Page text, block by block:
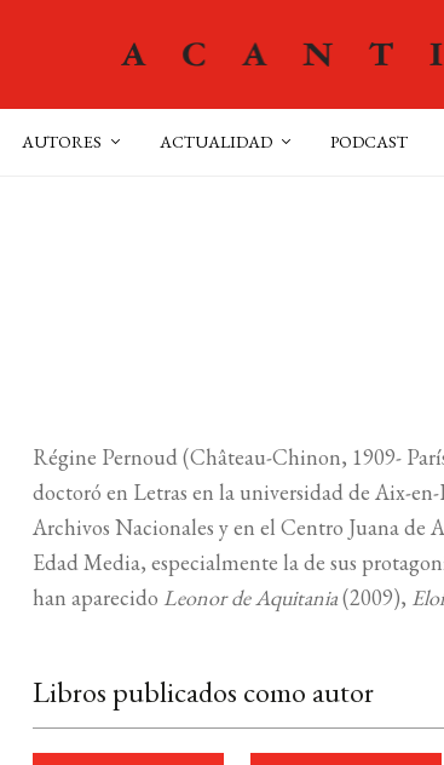
AUTORES ACTUALIDAD PODCAST
Régine Pernoud (Château-Chinon, 1909-
doctoró en Letras en la universidad de Aix-
Archivos Nacionales y en el Centro Juana de
Edad Media, especialmente la de sus
han aparecido Leonor de Aquitania(2009),
Libros publicados como autor